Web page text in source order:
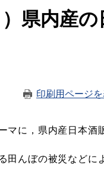
県内産
印刷用ページ
に，県内産日本酒
んぼの被災などに